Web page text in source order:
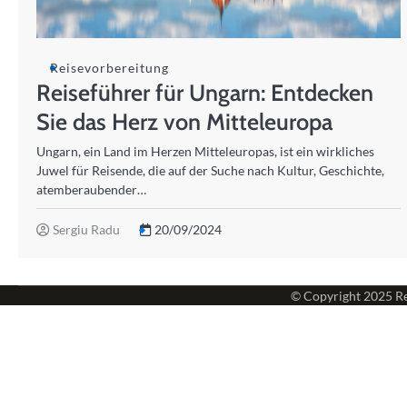
Reisevorbereitung
Reiseführer für Ungarn: Entdecken
Sie das Herz von Mitteleuropa
Ungarn, ein Land im Herzen Mitteleuropas, ist ein wirkliches
Juwel für Reisende, die auf der Suche nach Kultur, Geschichte,
atemberaubender…
Sergiu Radu 20/09/2024
© Copyright 2025